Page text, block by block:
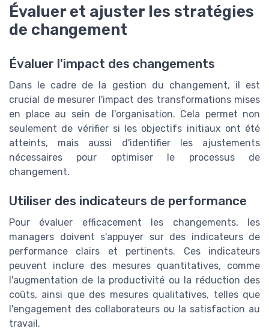
Évaluer et ajuster les stratégies
de changement
Évaluer l'impact des changements
Dans le cadre de la gestion du changement, il est
crucial de mesurer l'impact des transformations mises
en place au sein de l'organisation. Cela permet non
seulement de vérifier si les objectifs initiaux ont été
atteints, mais aussi d'identifier les ajustements
nécessaires pour optimiser le processus de
changement.
Utiliser des indicateurs de performance
Pour évaluer efficacement les changements, les
managers doivent s'appuyer sur des indicateurs de
performance clairs et pertinents. Ces indicateurs
peuvent inclure des mesures quantitatives, comme
l'augmentation de la productivité ou la réduction des
coûts, ainsi que des mesures qualitatives, telles que
l'engagement des collaborateurs ou la satisfaction au
travail.